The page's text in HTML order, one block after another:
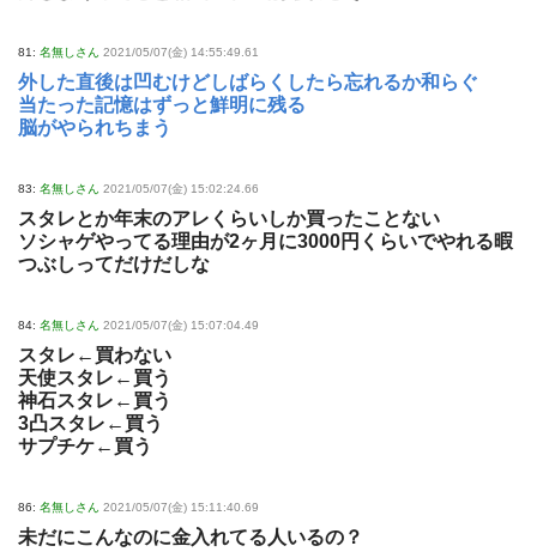
81: 名無しさん 2021/05/07(金) 14:55:49.61
外した直後は凹むけどしばらくしたら忘れるか和らぐ
当たった記憶はずっと鮮明に残る
脳がやられちまう
83: 名無しさん 2021/05/07(金) 15:02:24.66
スタレとか年末のアレくらいしか買ったことない
ソシャゲやってる理由が2ヶ月に3000円くらいでやれる暇
つぶしってだけだしな
84: 名無しさん 2021/05/07(金) 15:07:04.49
スタレ←買わない
天使スタレ←買う
神石スタレ←買う
3凸スタレ←買う
サプチケ←買う
86: 名無しさん 2021/05/07(金) 15:11:40.69
未だにこんなのに金入れてる人いるの？